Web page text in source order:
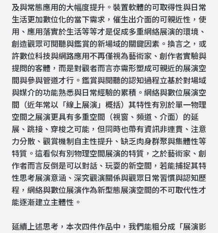
及與常態應用的大幅度提升。裝置軟體的可取得性與日常
生活更加數位化的當下需求，催生出介面的可親近性，使
用、應用落實於生活等等才是促成多重網絡展演的環境、
創造觀眾可閱聽與鑑賞的新場域的關鍵因素。換言之，或
許數位科技與網路應用不再僅視為藝術家、創作者實驗與
提問的客體，而是對觀者而言亦需形塑成可親近的展演空
間與參與管道才行。鑑賞與閱聽的認知過程立基於對場域
與媒介的功能熟悉與日常經驗的累積。網絡與數位展演空
間（近年常以「線上展演」概括）其特性有別於單一物理
空間之展演更具有多重空間（視窗、頻道、介面）的延
展、跳接、穿梭之可能，但同時也帶有資訊非連貫、注意
力分散、觀賞機制自主性提升、缺乏肉身群聚與集體性等
特質。這看似有別物理空間展演的特質，之於藝術家、創
作者而言反倒是可以對話、玩耍的新空間，若能捕捉其特
性思考展演意涵、深究觀演關係與觀眾日常習慣與認知歷
程，網絡與數位展演作為新型態展演空間的不可取代性才
能逐漸建立主體性。
延續上述思考，本次四件作品中，我們能粗分成「展演影